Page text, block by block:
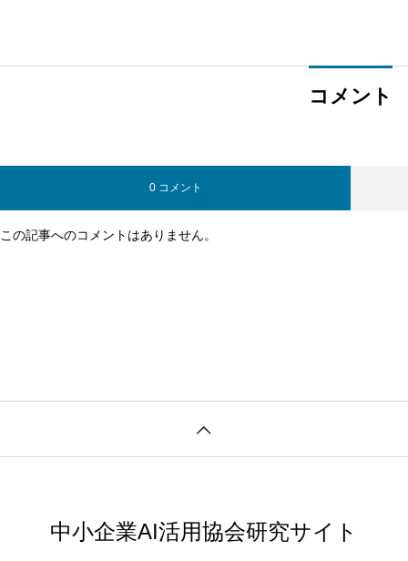
コメント
0 コメント
この記事へのコメントはありません。
中小企業AI活用協会研究サイト